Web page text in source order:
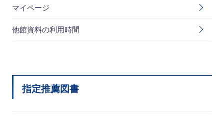
マイページ
他館資料の利用時間
指定推薦図書